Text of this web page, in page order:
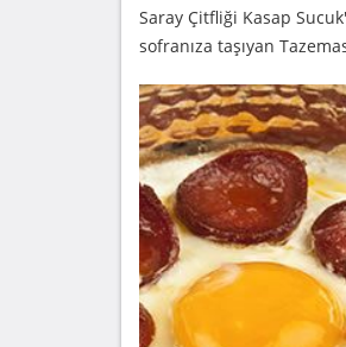
Saray Çitfliği Kasap
sofranıza taşıyan